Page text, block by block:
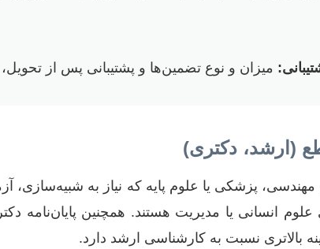
میزان و نوع تضمین‌ها و پشتیبانی پس از
(ارشد، دکتری)
پزشکی یا علوم پایه که نیاز به شبیه‌سازی،
علوم انسانی یا مدیریت هستند. همچنین پایان‌نامه
بالاتری نسبت به کارشناسی ارشد دارد.